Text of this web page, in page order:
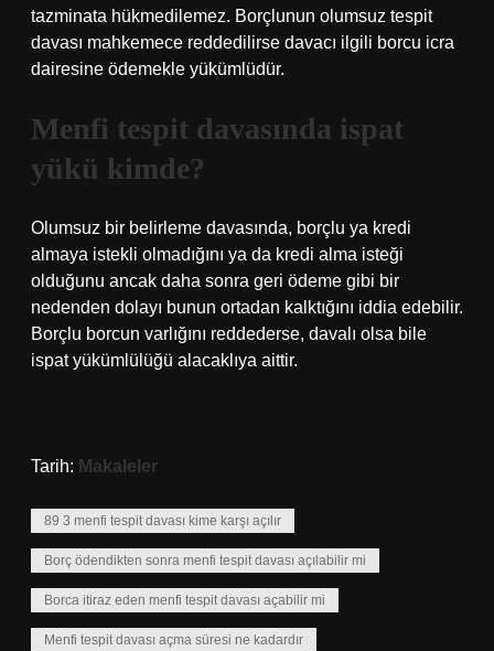
tazminata hükmedilemez. Borçlunun olumsuz tespit
davası mahkemece reddedilirse davacı ilgili borcu icra
dairesine ödemekle yükümlüdür.
Menfi tespit davasında ispat
yükü kimde?
Olumsuz bir belirleme davasında, borçlu ya kredi
almaya istekli olmadığını ya da kredi alma isteği
olduğunu ancak daha sonra geri ödeme gibi bir
nedenden dolayı bunun ortadan kalktığını iddia edebilir.
Borçlu borcun varlığını reddederse, davalı olsa bile
ispat yükümlülüğü alacaklıya aittir.
Tarih: Makaleler
89 3 menfi tespit davası kime karşı açılır
Borç ödendikten sonra menfi tespit davası açılabilir mi
Borca itiraz eden menfi tespit davası açabilir mi
Menfi tespit davası açma süresi ne kadardır